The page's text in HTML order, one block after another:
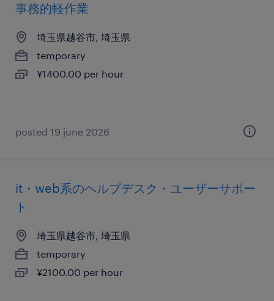
事務的軽作業
埼玉県越谷市, 埼玉県
temporary
¥1400.00 per hour
posted 19 june 2026
it・web系のヘルプデスク・ユーザーサポー
ト
埼玉県越谷市, 埼玉県
temporary
¥2100.00 per hour